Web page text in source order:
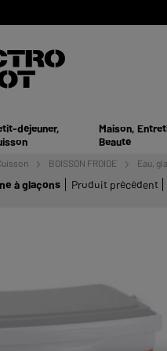
déjeuner,
Maison,
Beauté
BOISSON FROIDE Eau,
à glaçons Produit précédent